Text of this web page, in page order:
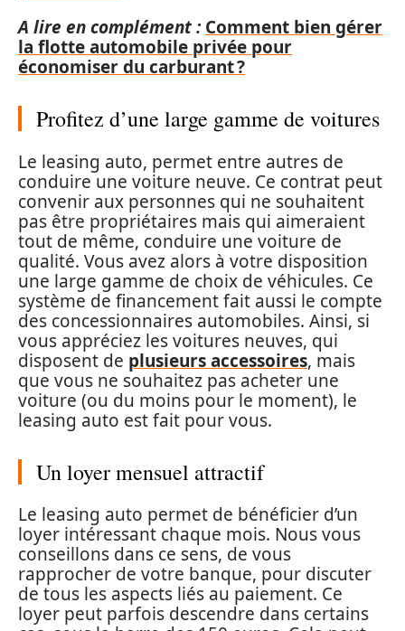
A lire en complément : Comment bien gérer
la flotte automobile privée pour
économiser du carburant ?
Profitez d’une large gamme de voitures
Le leasing auto, permet entre autres de
conduire une voiture neuve. Ce contrat peut
convenir aux personnes qui ne souhaitent
pas être propriétaires mais qui aimeraient
tout de même, conduire une voiture de
qualité. Vous avez alors à votre disposition
une large gamme de choix de véhicules. Ce
système de financement fait aussi le compte
des concessionnaires automobiles. Ainsi, si
vous appréciez les voitures neuves, qui
disposent de plusieurs accessoires, mais
que vous ne souhaitez pas acheter une
voiture (ou du moins pour le moment), le
leasing auto est fait pour vous.
Un loyer mensuel attractif
Le leasing auto permet de bénéficier d’un
loyer intéressant chaque mois. Nous vous
conseillons dans ce sens, de vous
rapprocher de votre banque, pour discuter
de tous les aspects liés au paiement. Ce
loyer peut parfois descendre dans certains